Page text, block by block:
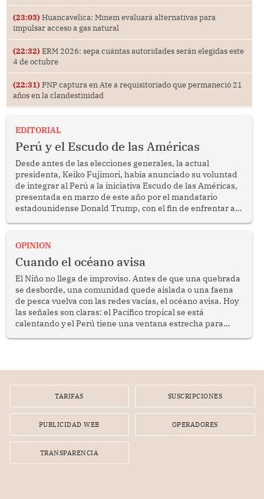
(23:03) Huancavelica: Minem evaluará alternativas para
impulsar acceso a gas natural
(22:32) ERM 2026: sepa cuántas autoridades serán elegidas este
4 de octubre
(22:31) PNP captura en Ate a requisitoriado que permaneció 21
años en la clandestinidad
EDITORIAL
Perú y el Escudo de las Américas
Desde antes de las elecciones generales, la actual
presidenta, Keiko Fujimori, había anunciado su voluntad
de integrar al Perú a la iniciativa Escudo de las Américas,
presentada en marzo de este año por el mandatario
estadounidense Donald Trump, con el fin de enfrentar al
OPINION
Cuando el océano avisa
El Niño no llega de improviso. Antes de que una quebrada
se desborde, una comunidad quede aislada o una faena
de pesca vuelva con las redes vacías, el océano avisa. Hoy
las señales son claras: el Pacífico tropical se está
calentando y el Perú tiene una ventana estrecha para
TARIFAS SUSCRIPCIONES
PUBLICIDAD WEB OPERADORES
TRANSPARENCIA